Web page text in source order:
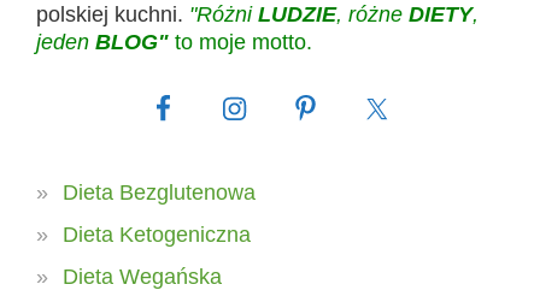
polskiej kuchni. "Różni LUDZIE, różne DIETY,
jeden BLOG" to moje motto.
Dieta Bezglutenowa
Dieta Ketogeniczna
Dieta Wegańska